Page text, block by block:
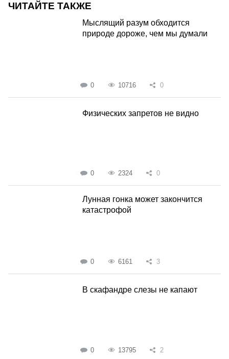
ЧИТАЙТЕ ТАКЖЕ
Мыслящий разум обходится
природе дороже, чем мы думали
0 10716 0
Физических запретов не видно
0 2324 0
Лунная гонка может закончится
катастрофой
0 6161 3
В скафандре слезы не капают
0 13795 2